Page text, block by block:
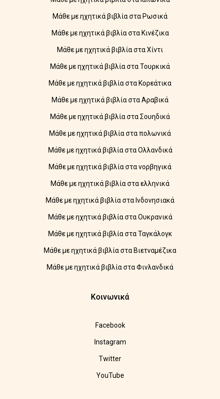
Μάθε με ηχητικά βιβλία στα Ρωσικά
Μάθε με ηχητικά βιβλία στα Κινέζικα
Μάθε με ηχητικά βιβλία στα Χίντι
Μάθε με ηχητικά βιβλία στα Τουρκικά
Μάθε με ηχητικά βιβλία στα Κορεάτικα
Μάθε με ηχητικά βιβλία στα Αραβικά
Μάθε με ηχητικά βιβλία στα Σουηδικά
Μάθε με ηχητικά βιβλία στα πολωνικά
Μάθε με ηχητικά βιβλία στα Ολλανδικά
Μάθε με ηχητικά βιβλία στα νορβηγικά
Μάθε με ηχητικά βιβλία στα ελληνικά
Μάθε με ηχητικά βιβλία στα Ινδονησιακά
Μάθε με ηχητικά βιβλία στα Ουκρανικά
Μάθε με ηχητικά βιβλία στα Ταγκάλογκ
Μάθε με ηχητικά βιβλία στα Βιετναμέζικα
Μάθε με ηχητικά βιβλία στα Φινλανδικά
Κοινωνικά
Facebook
Instagram
Twitter
YouTube